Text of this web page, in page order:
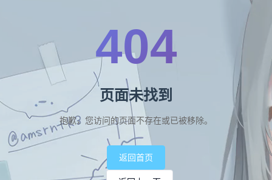
404
页面未找到
抱歉，您访问的页面不存在或已被移除。
返回首页